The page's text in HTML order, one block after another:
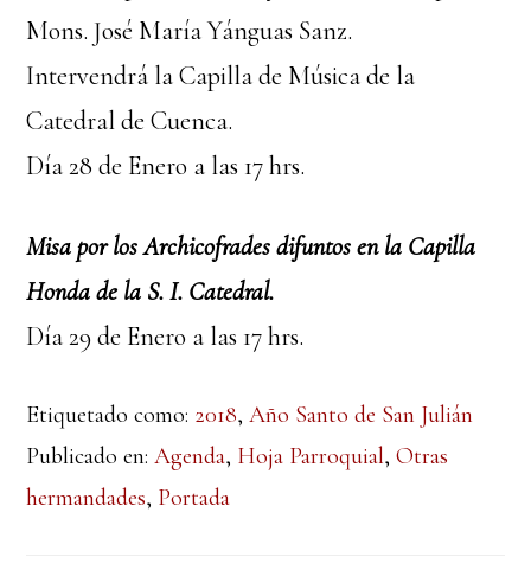
Mons. José María Yánguas Sanz.
Intervendrá la Capilla de Música de la
Catedral de Cuenca.
Día 28 de Enero a las 17 hrs.
Misa por los Archicofrades difuntos en la Capilla
Honda de la S. I. Catedral.
Día 29 de Enero a las 17 hrs.
Etiquetado como: 2018,Año Santo de San Julián
Publicado en:Agenda, Hoja Parroquial,Otras
hermandades, Portada